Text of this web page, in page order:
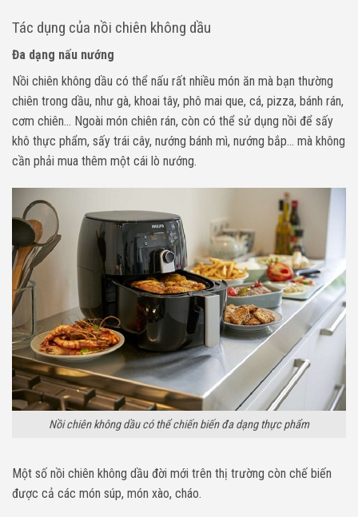
Tác dụng của nồi chiên không dầu
Đa dạng nấu nướng
Nồi chiên không dầu có thể nấu rất nhiều món ăn mà bạn thường
chiên trong dầu, như gà, khoai tây, phô mai que, cá, pizza, bánh rán,
cơm chiên… Ngoài món chiên rán, còn có thể sử dụng nồi để sấy
khô thực phẩm, sấy trái cây, nướng bánh mì, nướng bắp… mà không
cần phải mua thêm một cái lò nướng.
Nồi chiên không dầu có thể chiến biến đa dạng thực phẩm
Một số nồi chiên không dầu đời mới trên thị trường còn chế biến
được cả các món súp, món xào, cháo.